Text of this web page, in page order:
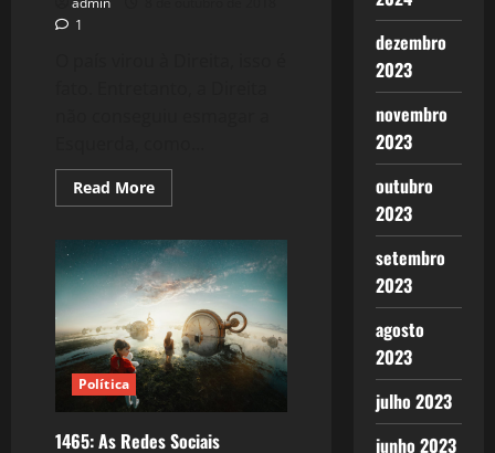
1
Read MoreRead
more
Todos
pela
Democracia,
Agora
é
Haddad.
Política
1465: As Redes Sociais
dezembro
2023
novembro
2023
outubro
2023
setembro
2023
agosto
2023
julho 2023
junho 2023